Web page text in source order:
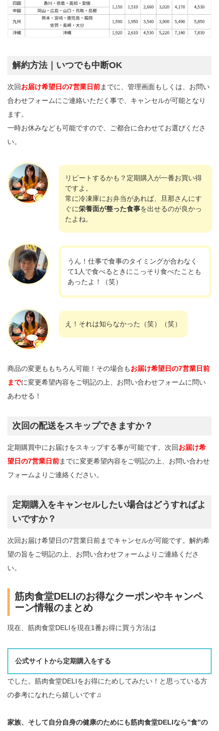
解約方法｜いつでも中断OK
次回お届け希望日の7営業日前までに、管理画面もしくは、お問い
合わせフォームにご連絡いただく事で、キャンセルが可能となり
ます。
一時お休みなども可能ですので、ご都合に合わせてお選びくださ
い。
リピートするかも？定期購入が一番お買い得
ですよ。
常に冷凍庫にお弁当があれば、旦那さんにす
ぐに栄養面が整った食事を出せるのが良かっ
たよね。
うん！仕事で食事のタイミングが合わなく
て1人で食べるときにこっそり食べたことも
あったよ！（笑）
え！それは知らなかった（笑）（笑）
商品の変更ももちろん可能！その場合もお届け希望日の7営業日前
までに変更希望内容をご明記の上、お問い合わせフォームに問い
あわせる！
次回の配送をスキップできますか？
定期購買中にお届けをスキップする事が可能です。次回お届け希
望日の7営業日前までに変更希望内容をご明記の上、お問い合わせ
フォームよりご連絡ください。
定期購入をキャンセルしたい場合はどうすればよ
いですか？
次回お届け希望日の7営業日前までキャンセルが可能です。解約希
望の旨をご明記の上、お問い合わせフォームよりご連絡くださ
い。
筋肉食堂DELIのお得なクーポンやキャンペ
ーン情報のまとめ
現在、筋肉食堂DELIを現在1番お得に買う方法は
公式サイトから定期購入をする
でした。筋肉食堂DELIをお得にためしてみたい！と思っている方
の参考になれたら嬉しいです♫
家族、そして自分自身の健康のためにも筋肉食堂DELIなら”食”の